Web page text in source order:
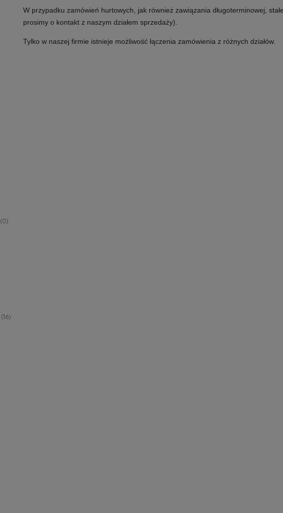
(0)
(16)
W przypadku zamówień hurtowych, jak również zawiązania długoterminowej,
prosimy o kontakt z naszym działem sprzedaży).
Tylko w naszej firmie istnieje możliwość łączenia zamówienia z różnych działów.